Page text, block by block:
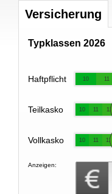
Versicherung
Typklassen 2026
Haftpflicht 10 11
Teilkasko 10 11 12
Vollkasko 10 11 12
Anzeigen: